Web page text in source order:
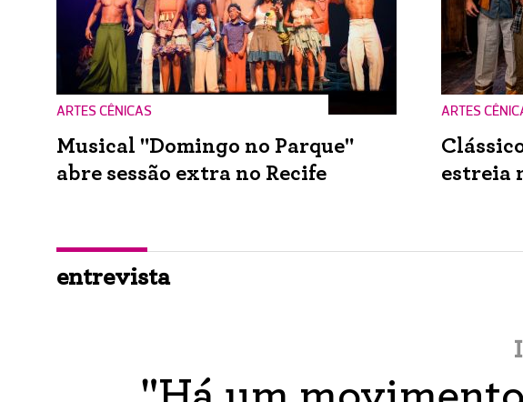
ARTES CÊNICAS
Musical "Domingo no Parque"
abre sessão extra no Recife
ARTES
estreia
entrevista